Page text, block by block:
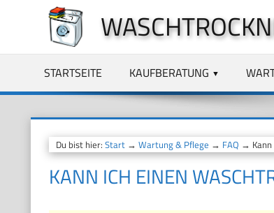
springen
STARTSEITE KAUFBERATUNG
Du bist hier: Start→ Wartung & Pflege → FAQ → Kann
KANN ICH EINEN